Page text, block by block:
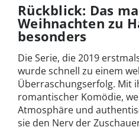
Rückblick: Das
Weihnachten zu
besonders
Die Serie, die 2019
wurde schnell zu einem
Überraschungserfolg. Mit
romantischer Komödie,
Atmosphäre und
sie den Nerv der